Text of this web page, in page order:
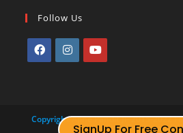
SignUp For Free
Follow Us
Copyright Apne Pandit Ji- 2015-2022
: